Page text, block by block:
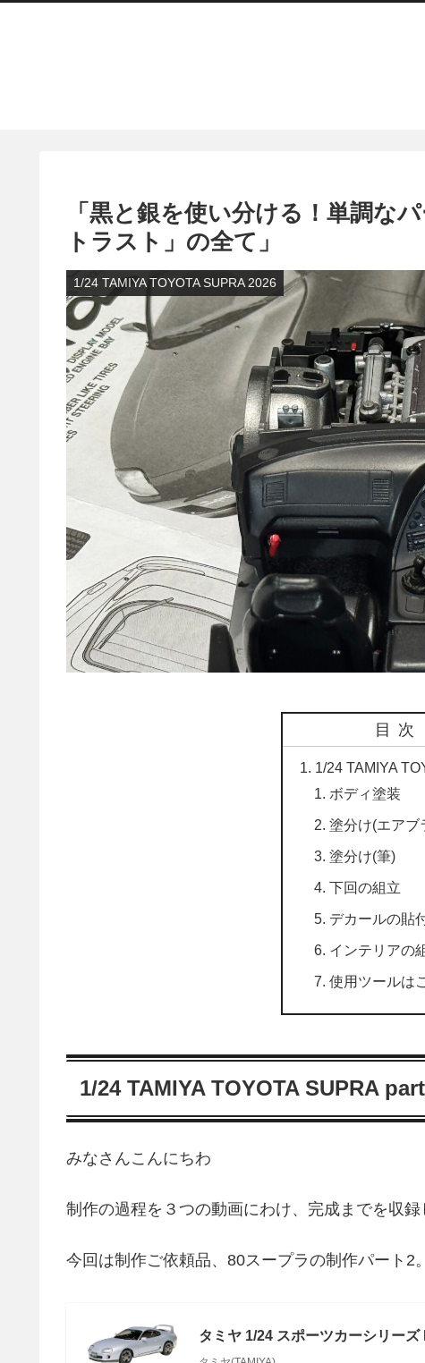
「黒と銀を使い分ける！単調な
トラスト」の全て」
1/24 TAMIYA TOYOTA SUPRA 2026
目次
1/24 TAMIYA
ボディ塗装
塗分け(エアブ
塗分け(筆)
下回の組立
デカールの貼
インテリアの
使用ツールは
1/24 TAMIYA TOYOTA SUPRA
みなさんこんにちわ
制作の過程を３つの動画にわけ、完成までを収
今回は制作ご依頼品、80スープラの制作パート2。
タミヤ 1/24 スポーツカーシリー